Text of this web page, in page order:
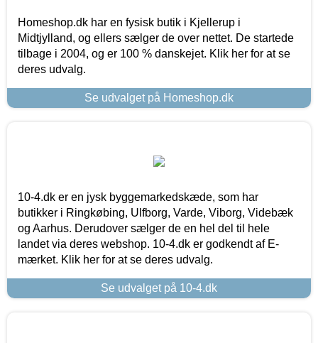
Homeshop.dk har en fysisk butik i Kjellerup i
Midtjylland, og ellers sælger de over nettet. De startede
tilbage i 2004, og er 100 % danskejet. Klik her for at se
deres udvalg.
Se udvalget på Homeshop.dk
10-4.dk er en jysk byggemarkedskæde, som har
butikker i Ringkøbing, Ulfborg, Varde, Viborg, Videbæk
og Aarhus. Derudover sælger de en hel del til hele
landet via deres webshop. 10-4.dk er godkendt af E-
mærket. Klik her for at se deres udvalg.
Se udvalget på 10-4.dk